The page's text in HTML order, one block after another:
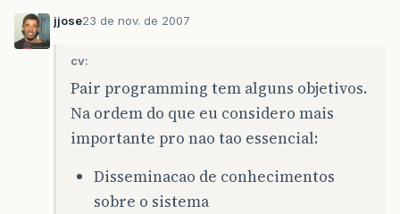
jjose23 de nov. de 2007
cv:
Pair programming tem alguns objetivos.
Na ordem do que eu considero mais
importante pro nao tao essencial:
Disseminacao de conhecimentos
sobre o sistema